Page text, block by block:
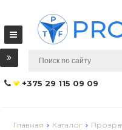
+375 29 115 09 09
Главная Каталог